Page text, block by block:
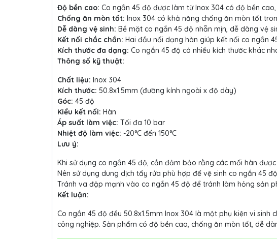
Độ bền cao: Co ngắn 45 độ được làm từ Inox 304 có độ bền
Chống ăn mòn tốt: Inox 304 có khả năng chống ăn mòn tốt
Dễ dàng vệ sinh: Bề mặt co ngắn 45 độ nhẵn mịn, dễ dàng vệ
Kết nối chắc chắn: Hai đầu nối dạng hàn giúp kết nối co ngắn
Kích thước đa dạng: Co ngắn 45 độ có nhiều kích thước khác
Thông số kỹ thuật:
Chất liệu: Inox 304
Kích thước: 50.8x1.5mm (đường kính ngoài x độ dày)
Góc: 45 độ
Kiểu kết nối: Hàn
Áp suất làm việc: Tối đa 10 bar
Nhiệt độ làm việc: -20°C đến 150°C
Lưu ý:
Khi sử dụng co ngắn 45 độ, cần đảm bảo rằng các mối hàn
Nên sử dụng dung dịch tẩy rửa phù hợp để vệ sinh co ngắn 45 độ.
Tránh va đập mạnh vào co ngắn 45 độ để tránh làm hỏng sản
Kết luận:
Co ngắn 45 độ đều 50.8x1.5mm Inox 304 là một phụ kiện vi
công nghiệp. Sản phẩm có độ bền cao, chống ăn mòn tốt, dễ